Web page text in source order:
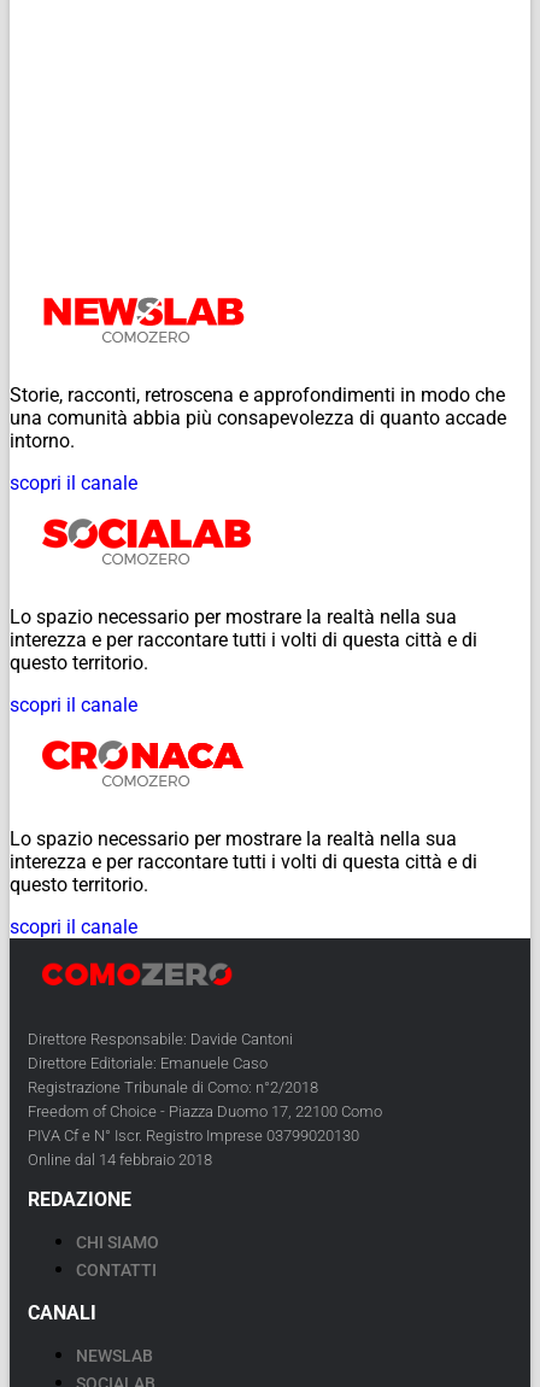
Storie, racconti, retroscena e approfondimenti in modo che
una comunità abbia più consapevolezza di quanto accade
intorno.
scopri il canale
Lo spazio necessario per mostrare la realtà nella sua
interezza e per raccontare tutti i volti di questa città e di
questo territorio.
scopri il canale
Lo spazio necessario per mostrare la realtà nella sua
interezza e per raccontare tutti i volti di questa città e di
questo territorio.
scopri il canale
Direttore Responsabile: Davide Cantoni
Direttore Editoriale: Emanuele Caso
Registrazione Tribunale di Como: n°2/2018
Freedom of Choice - Piazza Duomo 17, 22100 Como
PIVA Cf e N° Iscr. Registro Imprese 03799020130
Online dal 14 febbraio 2018
REDAZIONE
CHI SIAMO
CONTATTI
CANALI
NEWSLAB
SOCIALAB